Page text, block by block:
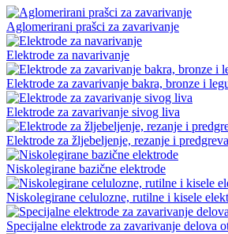
Aglomerirani prašci za zavarivanje
Elektrode za navarivanje
Elektrode za zavarivanje bakra, bronze i
Elektrode za zavarivanje sivog liva
Elektrode za žljebeljenje, rezanje i
Niskolegirane bazične elektrode
Niskolegirane celulozne, rutilne i kisele
Specijalne elektrode za zavarivanje delova